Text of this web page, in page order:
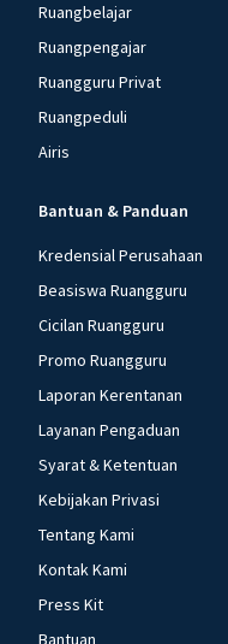
Ruangbelajar
Ruangpengajar
Ruangguru Privat
Ruangpeduli
Airis
Bantuan & Panduan
Kredensial Perusahaan
Beasiswa Ruangguru
Cicilan Ruangguru
Promo Ruangguru
Laporan Kerentanan
Layanan Pengaduan
Syarat & Ketentuan
Kebijakan Privasi
Tentang Kami
Kontak Kami
Press Kit
Bantuan